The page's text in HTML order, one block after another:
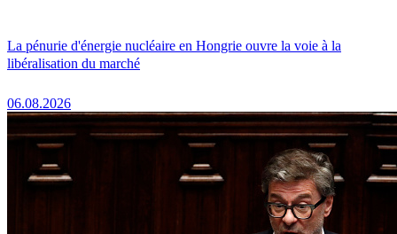
La pénurie d'énergie nucléaire en Hongrie ouvre la voie à la
libéralisation du marché
06.08.2026